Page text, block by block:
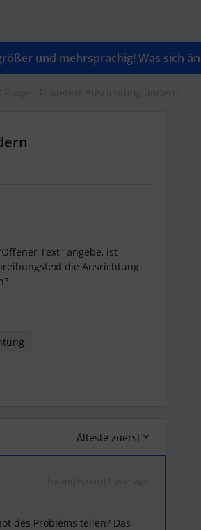
und mehrsprachig! Was sich
Text" angebe, ist
die Ausrichtung
Älteste zuerst
des Problems teilen? Das